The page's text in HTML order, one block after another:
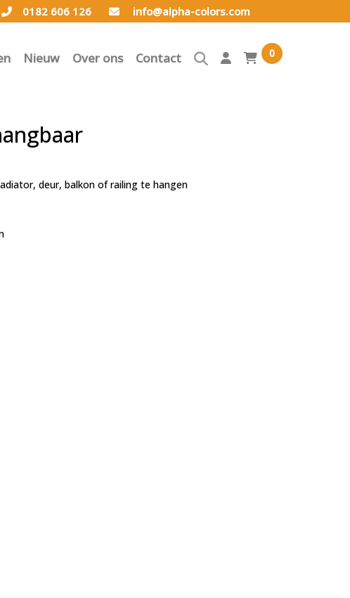
info@alpha-colors.com
0182 606 126
Nieuw Over ons Contact 0
deur, balkon of railing te hangen